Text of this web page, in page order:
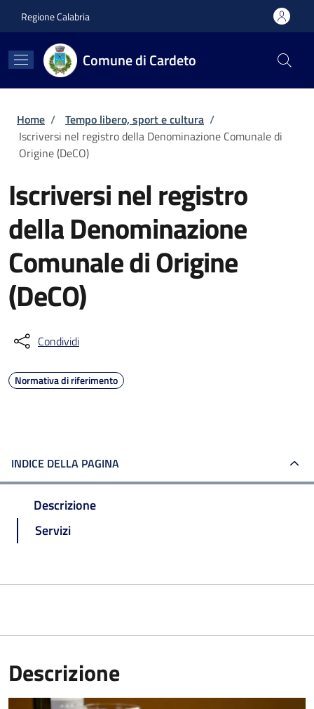
Regione Calabria
Comune di Cardeto
Briciole di pane
Home / Tempo libero, sport e cultura /
Iscriversi nel registro della Denominazione Comunale di
Origine (DeCO)
Iscriversi nel registro
della Denominazione
Comunale di Origine
(DeCO)
Condividi
Normativa di riferimento
INDICE DELLA PAGINA
Descrizione
Servizi
Descrizione